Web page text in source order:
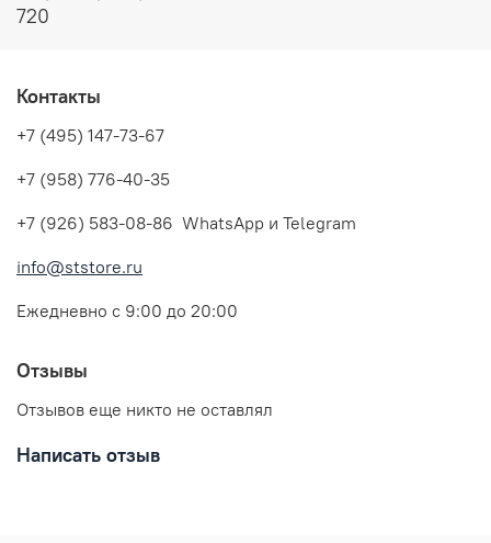
720
Контакты
+7 (495) 147-73-67
+7 (958) 776-40-35
+7 (926) 583-08-86 WhatsApp и Telegram
info@ststore.ru
Ежедневно с 9:00 до 20:00
Отзывы
Отзывов еще никто не оставлял
Написать отзыв